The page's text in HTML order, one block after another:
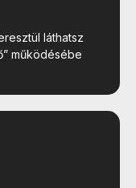
láthatsz
működésébe